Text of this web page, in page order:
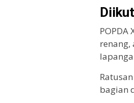
renang,
bagian